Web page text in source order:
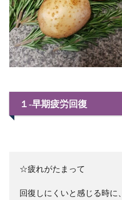
１‐早期疲労回復
☆疲れがたまって
回復しにくいと感じる時に、